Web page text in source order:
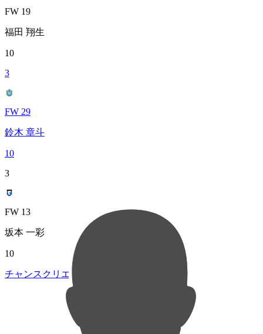
FW 19
福田 翔生
10
3
FW 29
鈴木 章斗
10
3
FW 13
坂本 一彩
10
チャンスクリエイト総数